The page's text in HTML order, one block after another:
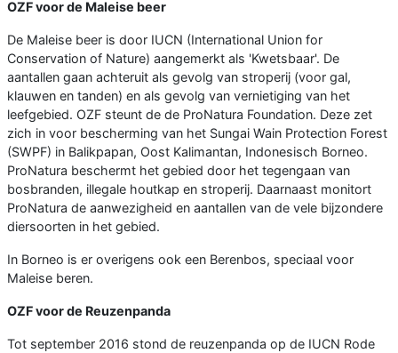
OZF voor de Maleise beer
De Maleise beer is door IUCN (International Union for
Conservation of Nature) aangemerkt als 'Kwetsbaar'. De
aantallen gaan achteruit als gevolg van stroperij (voor gal,
klauwen en tanden) en als gevolg van vernietiging van het
leefgebied. OZF steunt de de ProNatura Foundation. Deze zet
zich in voor bescherming van het Sungai Wain Protection Forest
(SWPF) in Balikpapan, Oost Kalimantan, Indonesisch Borneo.
ProNatura beschermt het gebied door het tegengaan van
bosbranden, illegale houtkap en stroperij. Daarnaast monitort
ProNatura de aanwezigheid en aantallen van de vele bijzondere
diersoorten in het gebied.
In Borneo is er overigens ook een Berenbos, speciaal voor
Maleise beren.
OZF voor de Reuzenpanda
Tot september 2016 stond de reuzenpanda op de IUCN Rode